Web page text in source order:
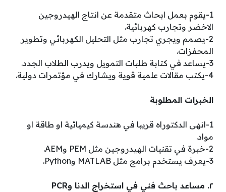
1-يقوم بعمل ابحاث متقدمة عن انتاج الهيدروجين
الاخضر وتجارب كهربائية.
2-يصمم ويجري تجارب مثل التحليل الكهربائي وتطوير
المحفزات.
3-يساعد في كتابة طلبات التمويل ويدرب الطلاب الجدد.
4-يكتب مقالات علمية قوية ويشارك في مؤتمرات دولية.
الخبرات المطلوبة
1-انهى الدكتوراه قريبا في هندسة كيميائية او طاقة او
مواد.
2-خبرة في تقنيات الهيدروجين مثل PEM وAEM.
3-يعرف يستخدم برامج مثل MATLAB وPython.
٢. مساعد باحث فني في استخراج الدنا وPCR